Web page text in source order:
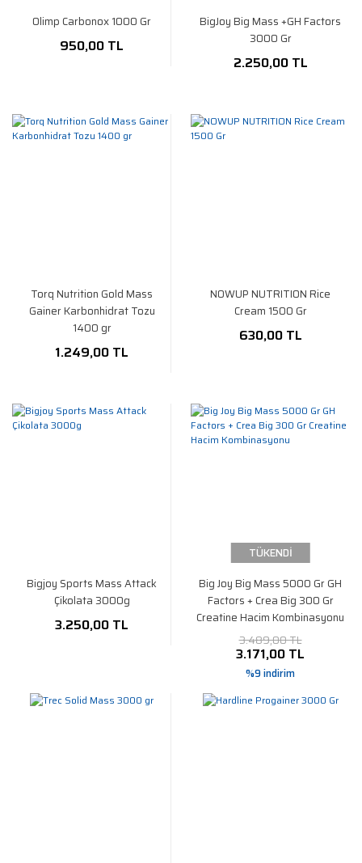
Olimp Carbonox 1000 Gr
950,00 TL
BigJoy Big Mass +GH Factors
3000 Gr
2.250,00 TL
Torq Nutrition Gold Mass
Gainer Karbonhidrat Tozu
1400 gr
1.249,00 TL
NOWUP NUTRITION Rice
Cream 1500 Gr
630,00 TL
Bigjoy Sports Mass Attack
Çikolata 3000g
3.250,00 TL
TÜKENDİ
Big Joy Big Mass 5000 Gr GH
Factors + Crea Big 300 Gr
Creatine Hacim Kombinasyonu
3.489,00 TL
3.171,00 TL
%9 indirim